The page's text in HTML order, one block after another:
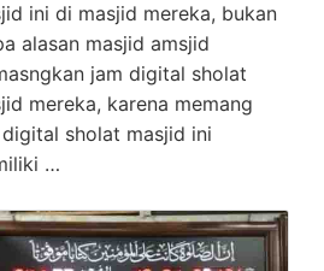
ini di masjid mereka, bukan
alasan masjid amsjid
jam digital sholat
mereka, karena memang
sholat masjid ini
…